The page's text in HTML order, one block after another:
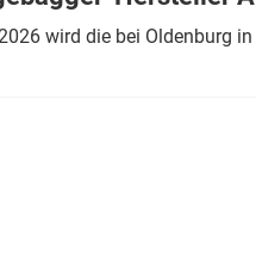
wird die bei Oldenburg